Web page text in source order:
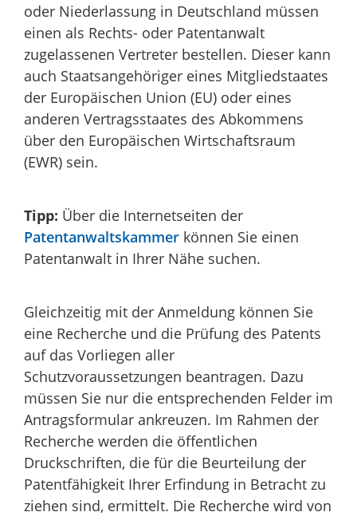
oder Niederlassung in Deutschland müssen
einen als Rechts- oder Patentanwalt
zugelassenen Vertreter bestellen. Dieser kann
auch Staatsangehöriger eines Mitgliedstaates
der Europäischen Union (EU) oder eines
anderen Vertragsstaates des Abkommens
über den Europäischen Wirtschaftsraum
(EWR) sein.
Tipp: Über die Internetseiten der
Patentanwaltskammer können Sie einen
Patentanwalt in Ihrer Nähe suchen.
Gleichzeitig mit der Anmeldung können Sie
eine Recherche und die Prüfung des Patents
auf das Vorliegen aller
Schutzvoraussetzungen beantragen. Dazu
müssen Sie nur die entsprechenden Felder im
Antragsformular ankreuzen. Im Rahmen der
Recherche werden die öffentlichen
Druckschriften, die für die Beurteilung der
Patentfähigkeit Ihrer Erfindung in Betracht zu
ziehen sind, ermittelt. Die Recherche wird von